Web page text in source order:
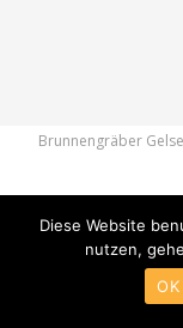
Brunnengräber
Diese Website
nutzen,
OK